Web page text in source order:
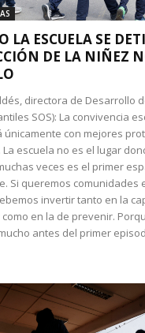
LA ESCUELA SE
DE LA NIÑEZ
directora de Desarrollo
SOS): La convivencia
con mejores
escuela no es el lugar
veces es el primer
Si queremos comunidades
invertir tanto en la
en la de prevenir.
antes del primer